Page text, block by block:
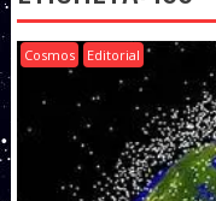
Cosmos Editorial